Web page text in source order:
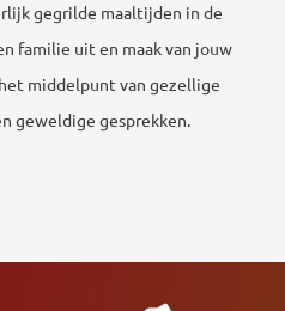
gegrilde maaltijden in de
familie uit en maak van jouw
middelpunt van gezellige
geweldige gesprekken.